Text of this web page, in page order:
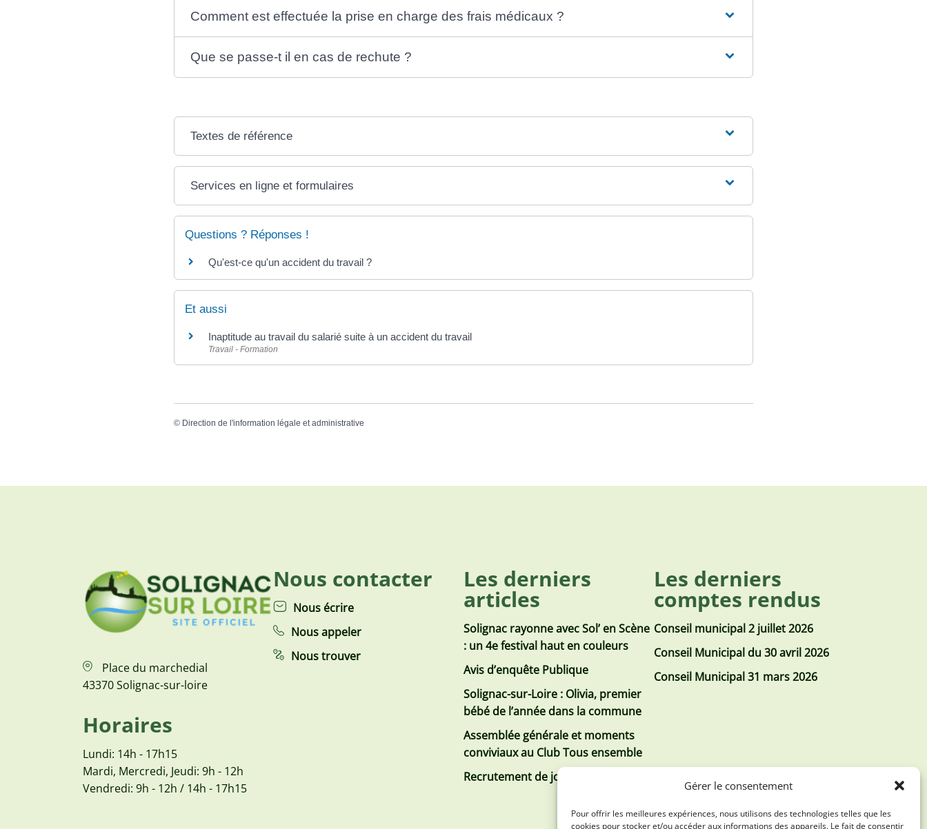
Gérer le consentement
Pour offrir les meilleures expériences, nous utilisons des technologies telles que les
cookies pour stocker et/ou accéder aux informations des appareils. Le fait de consentir
Comment est effectuée la prise en charge des frais médicaux ?
Que se passe-t il en cas de rechute ?
Textes de référence
Services en ligne et formulaires
Questions ? Réponses !
Qu'est-ce qu'un accident du travail ?
Et aussi
Inaptitude au travail du salarié suite à un accident du travail
Travail - Formation
© Direction de l'information légale et administrative
Place du marchedial
43370 Solignac-sur-loire
Horaires
Lundi: 14h - 17h15
Mardi, Mercredi, Jeudi: 9h - 12h
Vendredi: 9h - 12h / 14h - 17h15
Nous contacter
Nous écrire
Nous appeler
Nous trouver
Les derniers
articles
Solignac rayonne avec Sol’ en Scène
: un 4e festival haut en couleurs
Avis d’enquête Publique
Solignac-sur-Loire : Olivia, premier
bébé de l’année dans la commune
Assemblée générale et moments
conviviaux au Club Tous ensemble
Recrutement de jobs d’été
Les derniers
comptes rendus
Conseil municipal 2 juillet 2026
Conseil Municipal du 30 avril 2026
Conseil Municipal 31 mars 2026